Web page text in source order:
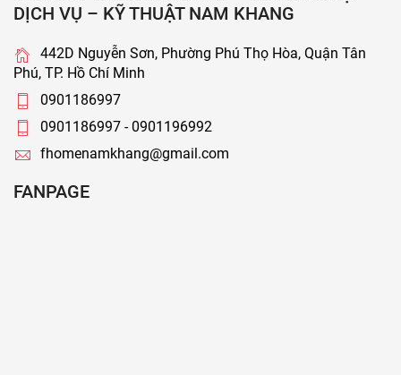
DỊCH VỤ – KỸ THUẬT NAM KHANG
442D Nguyễn Sơn, Phường Phú Thọ Hòa, Quận Tân
Phú, TP. Hồ Chí Minh
0901186997
0901186997 - 0901196992
fhomenamkhang@gmail.com
FANPAGE